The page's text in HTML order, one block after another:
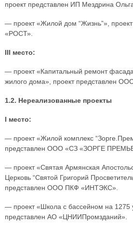
проект представлен ИП Мездрина
— проект «Жилой дом “Жизнь”»,
«РОСТ».
III место:
— проект «Капитальный ремонт
жилого дома», проект представлен
1.2. Нереализованные проекты
I место:
— проект «Жилой комплекс
представлен ООО «СЗ «ЗОРГЕ
— проект «Святая Армянская
Церковь “Святой Григорий
представлен ООО ПКФ «ИНТЭКС».
— проект «Школа с бассейном на 1275
представлен АО «ЦНИИПромзданий».